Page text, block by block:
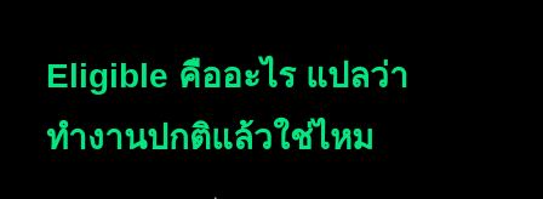
Eligible คืออะไร แปลว่า
ทำงานปกติแล้วใช่ไหม